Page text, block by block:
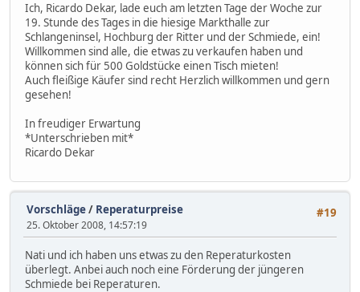
Ich, Ricardo Dekar, lade euch am letzten Tage der Woche zur
19. Stunde des Tages in die hiesige Markthalle zur
Schlangeninsel, Hochburg der Ritter und der Schmiede, ein!
Willkommen sind alle, die etwas zu verkaufen haben und
können sich für 500 Goldstücke einen Tisch mieten!
Auch fleißige Käufer sind recht Herzlich willkommen und gern
gesehen!
In freudiger Erwartung
*Unterschrieben mit*
Ricardo Dekar
#19
Vorschläge/ Reperaturpreise
25. Oktober 2008, 14:57:19
Nati und ich haben uns etwas zu den Reperaturkosten
überlegt. Anbei auch noch eine Förderung der jüngeren
Schmiede bei Reperaturen.